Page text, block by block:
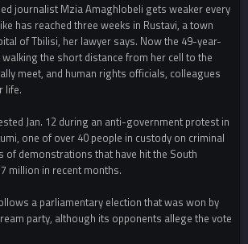
journalist Mzia Amaghlobeli gets weaker every
has reached three weeks in Rustavi, a town
of Tbilisi, her lawyer says. Now the 49-year-
the short distance from her cell to the
meet, and human rights officials, colleagues
life.
Jan. 12 during an anti-government protest in
one of over 40 people in custody on criminal
of demonstrations that have hit the South
million in recent months.
a parliamentary election that was won by
party, although its opponents allege the vote